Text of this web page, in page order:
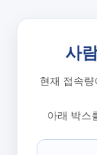
사
현재 접속
아래 박스